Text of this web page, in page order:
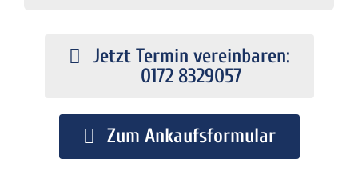
Jetzt Termin vereinbaren:
0172 8329057
Zum Ankaufsformular